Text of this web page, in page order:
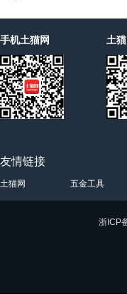
手机土猫网 土
友情链接
土猫网 五金工具
浙ICP